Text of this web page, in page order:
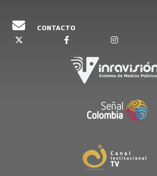
CONTACTO